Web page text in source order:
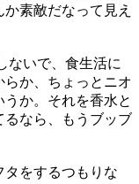
素敵だなって見え
ないで、食生活に
らか、ちょっとニオ
か。それを香水と
るなら、もうブッブ
をするつもりな